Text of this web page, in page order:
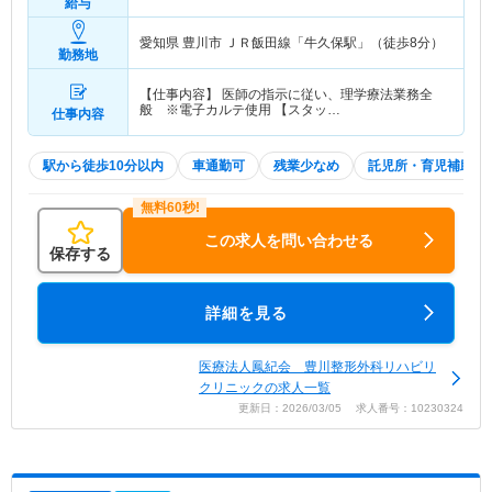
給与
勤務地
愛知県 豊川市 ＪＲ飯田線「牛久保駅」（徒歩8分）
仕事内容
【仕事内容】 医師の指示に従い、理学療法業務全
般 ※電子カルテ使用 【スタッ…
駅から徒歩10分以内 車通勤可 残業少なめ 託児所・育児補助
保存する
この求人を問い合わせる
詳細を見る
医療法人鳳紀会 豊川整形外科リハビリ
クリニックの求人一覧
更新日：2026/03/05 求人番号：10230324